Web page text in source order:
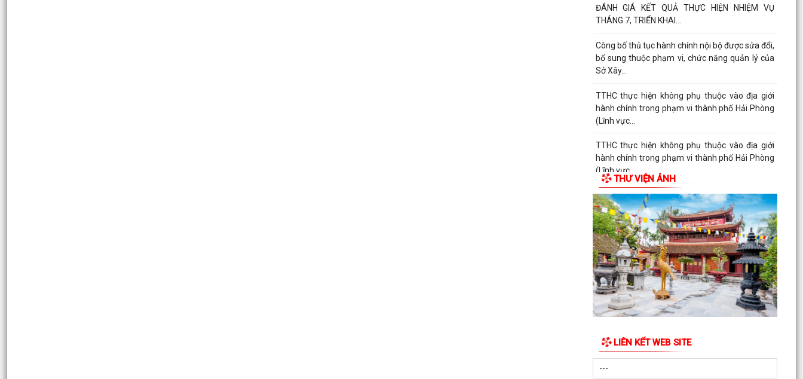
ĐÁNH GIÁ KẾT QUẢ THỰC HIỆN NHIỆM VỤ
THÁNG 7, TRIỂN KHAI...
Công bố thủ tục hành chính nội bộ được sửa đổi,
bổ sung thuộc phạm vi, chức năng quản lý của
Sở Xây...
TTHC thực hiện không phụ thuộc vào địa giới
hành chính trong phạm vi thành phố Hải Phòng
(Lĩnh vực...
TTHC thực hiện không phụ thuộc vào địa giới
hành chính trong phạm vi thành phố Hải Phòng
(Lĩnh vực...
TTHC thực hiện không phụ thuộc vào địa giới
hành chính trong phạm vi thành phố Hải Phòng
(Lĩnh vực...
THƯ VIỆN ẢNH
LIÊN KẾT WEB SITE